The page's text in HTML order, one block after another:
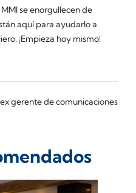
se enorgullecen de
aquí para ayudarlo a
¡Empieza hoy mismo!
gerente de comunicaciones